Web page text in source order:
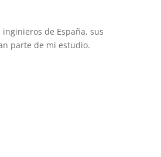
de España, sus
parte de mi estudio.